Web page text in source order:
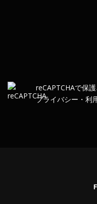
reCAPTCHAで保
プライバシー ・ 利